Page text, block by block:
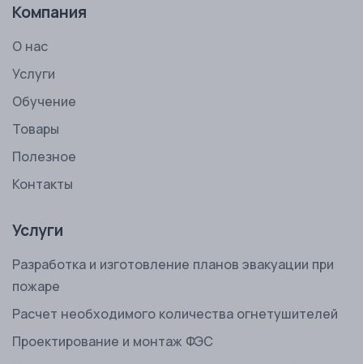
Компания
О нас
Услуги
Обучение
Товары
Полезное
Контакты
Услуги
Разработка и изготовление планов эвакуации при
пожаре
Расчет необходимого количества огнетушителей
Проектирование и монтаж ФЭС